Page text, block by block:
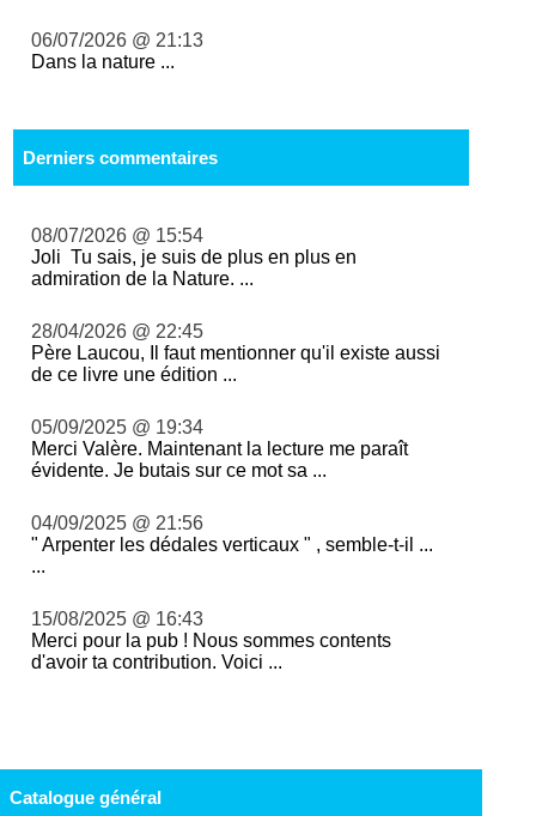
06/07/2026 @ 21:13
Dans la nature ...
Derniers commentaires
08/07/2026 @ 15:54
Joli Tu sais, je suis de plus en plus en
admiration de la Nature. ...
28/04/2026 @ 22:45
Père Laucou, Il faut mentionner qu'il existe aussi
de ce livre une édition ...
05/09/2025 @ 19:34
Merci Valère. Maintenant la lecture me paraît
évidente. Je butais sur ce mot sa ...
04/09/2025 @ 21:56
" Arpenter les dédales verticaux " , semble-t-il ...
...
15/08/2025 @ 16:43
Merci pour la pub ! Nous sommes contents
d'avoir ta contribution. Voici ...
Catalogue général